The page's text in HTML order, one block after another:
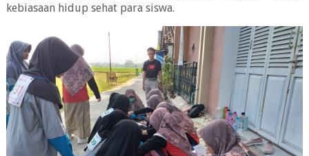
kebiasaan hidup sehat para siswa.